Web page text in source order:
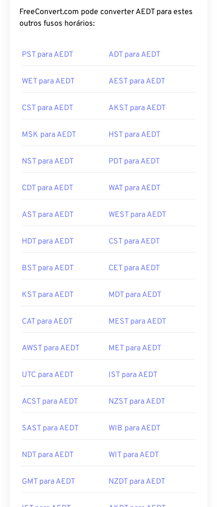
FreeConvert.com pode converter AEDT para estes
outros fusos horários:
PST para AEDT ADT para AEDT
WET para AEDT AEST para AEDT
CST para AEDT AKST para AEDT
MSK para AEDT HST para AEDT
NST para AEDT PDT para AEDT
CDT para AEDT WAT para AEDT
AST para AEDT WEST para AEDT
HDT para AEDT CST para AEDT
BST para AEDT CET para AEDT
KST para AEDT MDT para AEDT
CAT para AEDT MEST para AEDT
AWST para AEDT MET para AEDT
UTC para AEDT IST para AEDT
ACST para AEDT NZST para AEDT
SAST para AEDT WIB para AEDT
NDT para AEDT WIT para AEDT
GMT para AEDT NZDT para AEDT